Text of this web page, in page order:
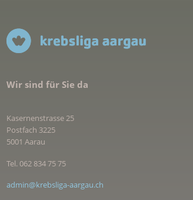
Wir sind für Sie da
Kasernenstrasse 25
Postfach 3225
5001 Aarau
Tel. 062 834 75 75
admin@krebsliga-aargau.ch